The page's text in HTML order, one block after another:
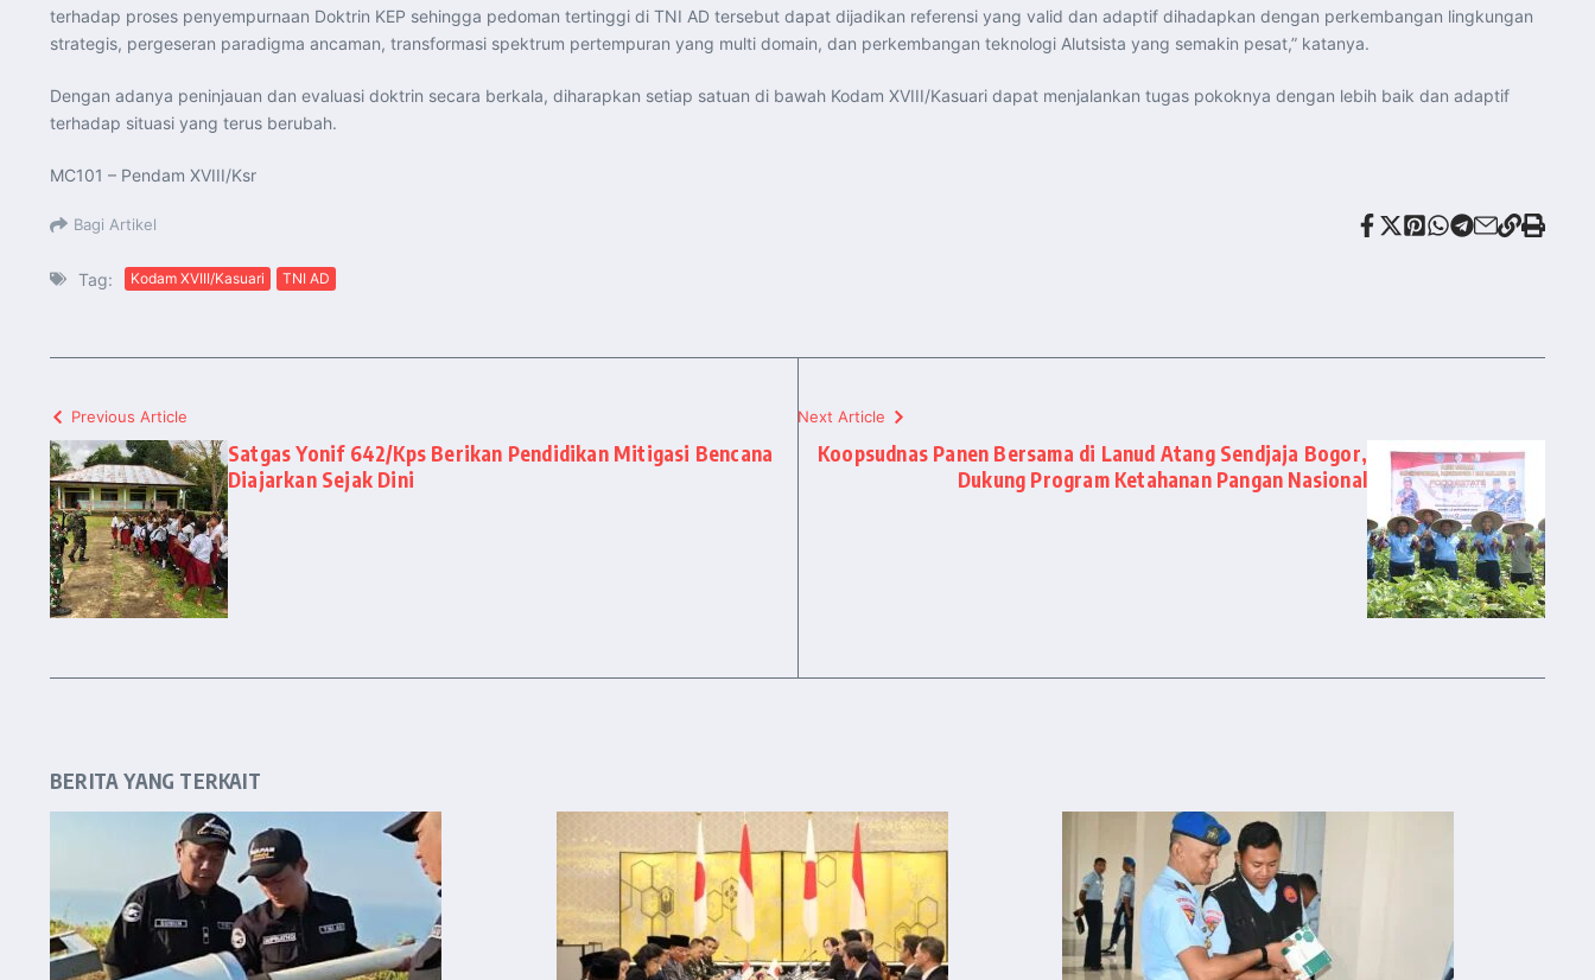
terhadap proses penyempurnaan Doktrin KEP sehingga pedoman tertinggi di TNI AD tersebut dapat dijadikan referensi yang valid dan adaptif dihadapkan dengan perkembangan lingkungan
strategis, pergeseran paradigma ancaman, transformasi spektrum pertempuran yang multi domain, dan perkembangan teknologi Alutsista yang semakin pesat,” katanya.
Dengan adanya peninjauan dan evaluasi doktrin secara berkala, diharapkan setiap satuan di bawah Kodam XVIII/Kasuari dapat menjalankan tugas pokoknya dengan lebih baik dan adaptif
terhadap situasi yang terus berubah.
MC101 – Pendam XVIII/Ksr
Bagi Artikel
Tag: Kodam XVIII/Kasuari TNI AD
Previous Article
Satgas Yonif 642/Kps Berikan Pendidikan Mitigasi Bencana
Diajarkan Sejak Dini
Next Article
Koopsudnas Panen Bersama di Lanud Atang Sendjaja Bogor,
Dukung Program Ketahanan Pangan Nasional
BERITA YANG TERKAIT